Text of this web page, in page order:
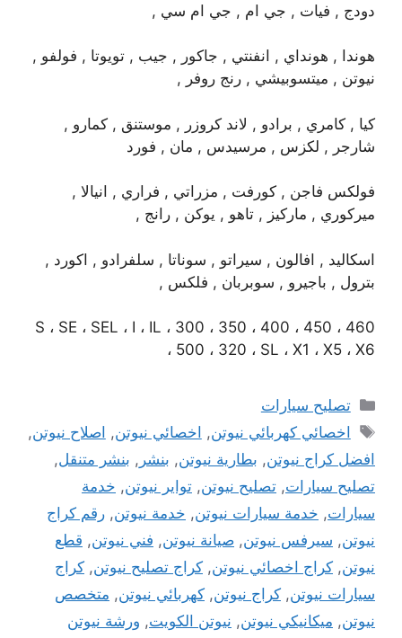
دودج , فيات , جي ام , جي ام سي ,
هوندا , هونداي , انفنتي , جاكور , جيب , تويوتا , فولفو ,
نيوتن , ميتسوبيشي , رنج روفر ,
كيا , كامري , برادو , لاند كروزر , موستنق , كمارو ,
شارجر , لكزس , مرسيدس , مان , فورد
فولكس فاجن , كورفت , مزراتي , فراري , انيالا ,
ميركوري , ماركيز , تاهو , يوكن , رانج ,
اسكاليد , افالون , سيراتو , سوناتا , سلفرادو , اكورد ,
بترول , باجيرو , سوبربان , فلكس ,
S ، SE ، SEL ، I ، IL ، 300 ، 350 ، 400 ، 450 ، 460
، 500 ، 320 ، SL ، X1 ، X5 ، X6
التصنيفات
تصليح سيارات
الوسوم
اخصائي كهربائي نيوتن, اخصائي نيوتن, اصلاح نيوتن,
افضل كراج نيوتن, بطارية نيوتن, بنشر , بنشر متنقل,
تصليح سيارات, تصليح نيوتن, تواير نيوتن, خدمة
سيارات, خدمة سيارات نيوتن, خدمة نيوتن, رقم كراج
نيوتن, سيرفس نيوتن, صيانة نيوتن, فني نيوتن, قطع
نيوتن, كراج اخصائي نيوتن, كراج تصليح نيوتن, كراج
سيارات نيوتن, كراج نيوتن, كهربائي نيوتن, متخصص
نيوتن, ميكانيكي نيوتن, نيوتن الكويت, ورشة نيوتن